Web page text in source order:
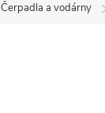
Čerpadla a vodárny